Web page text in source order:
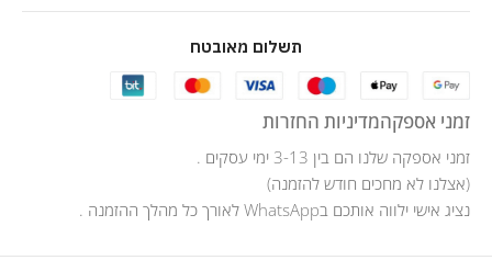
תשלום מאובטח
זמני אספקהמדיניות החזרות
זמני אספקה שלנו הם בין 3-13 ימי עסקים .
(אצלנו לא מחכים חודש להזמנה)
נציג אישי ילווה אותכם בWhatsApp לאורך כל מהלך ההזמנה .